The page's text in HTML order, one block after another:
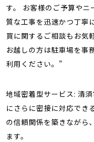
す。 お客様のご予算やニ
質な工事を迅速かつ丁寧
買に関するご相談もお気
お越しの方は駐車場を事
利用ください。”
地域密着型サービス: 清
にさらに密接に対応でき
の信頼関係を築きながら
ます。